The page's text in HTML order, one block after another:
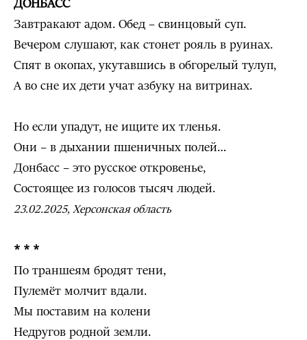
ДОНБАСС
Завтракают адом. Обед – свинцовый суп.
Вечером слушают, как стонет рояль в руинах.
Спят в окопах, укутавшись в обгорелый тулуп,
А во сне их дети учат азбуку на витринах.
Но если упадут, не ищите их тленья.
Они – в дыхании пшеничных полей…
Донбасс – это русское откровенье,
Состоящее из голосов тысяч людей.
23.02.2025, Херсонская область
* * *
По траншеям бродят тени,
Пулемёт молчит вдали.
Мы поставим на колени
Недругов родной земли.